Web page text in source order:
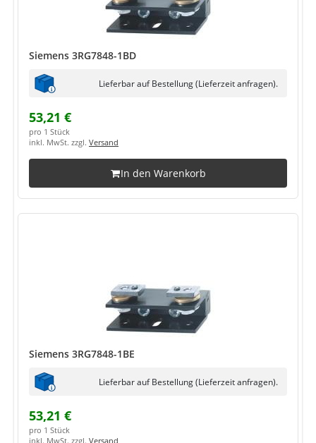
Siemens 3RG7848-1BD
Lieferbar auf Bestellung (Lieferzeit anfragen).
53,21 €
pro 1 Stück
inkl. MwSt. zzgl. Versand
In den Warenkorb
Siemens 3RG7848-1BE
Lieferbar auf Bestellung (Lieferzeit anfragen).
53,21 €
pro 1 Stück
inkl. MwSt. zzgl. Versand